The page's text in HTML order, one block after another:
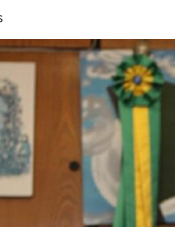
Estadual
dia
20
de
setembro